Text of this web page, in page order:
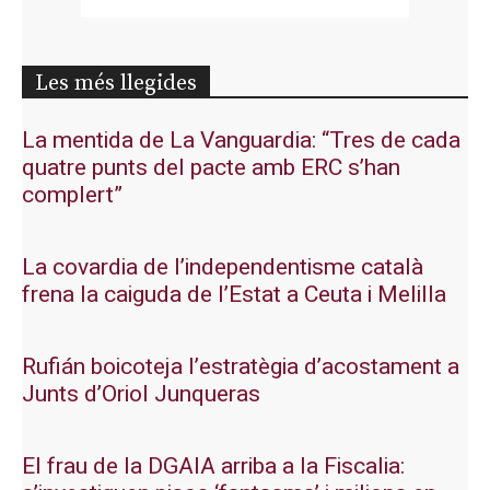
Les més llegides
La mentida de La Vanguardia: “Tres de cada
quatre punts del pacte amb ERC s’han
complert”
La covardia de l’independentisme català
frena la caiguda de l’Estat a Ceuta i Melilla
Rufián boicoteja l’estratègia d’acostament a
Junts d’Oriol Junqueras
El frau de la DGAIA arriba a la Fiscalia: